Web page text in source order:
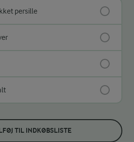
persille
TIL INDKØBSLISTE